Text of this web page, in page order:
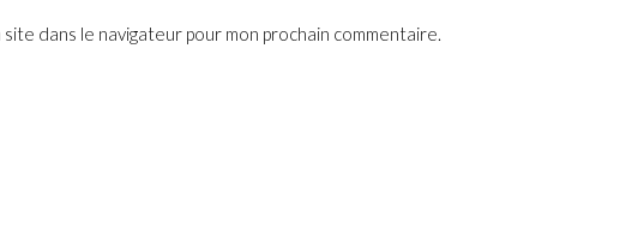
dans le navigateur pour mon prochain commentaire.